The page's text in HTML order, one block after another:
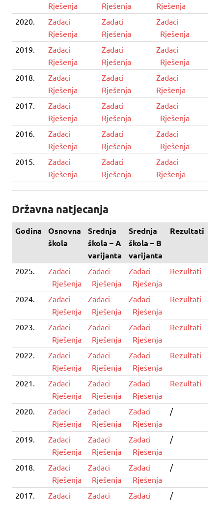
Rješenja
Rješenja
Rješenja
2020.
Zadaci
Rješenja
Zadaci
Rješenja
Zadaci
Rješenja
2019.
Zadaci
Rješenja
Zadaci
Rješenja
Zadaci
Rješenja
2018.
Zadaci
Rješenja
Zadaci
Rješenja
Zadaci
Rješenja
2017.
Zadaci
Rješenja
Zadaci
Rješenja
Zadaci
Rješenja
2016.
Zadaci
Rješenja
Zadaci
Rješenja
Zadaci
Rješenja
2015.
Zadaci
Rješenja
Zadaci
Rješenja
Zadaci
Rješenja
Državna natjecanja
Godina
Osnovna
škola
Srednja
škola – A
varijanta
Srednja
škola – B
varijanta
Rezultati
2025.
Zadaci
Rješenja
Zadaci
Rješenja
Zadaci
Rješenja
Rezultati
2024.
Zadaci
Rješenja
Zadaci
Rješenja
Zadaci
Rješenja
Rezultati
2023.
Zadaci
Rješenja
Zadaci
Rješenja
Zadaci
Rješenja
Rezultati
2022.
Zadaci
Rješenja
Zadaci
Rješenja
Zadaci
Rješenja
Rezultati
2021.
Zadaci
Rješenja
Zadaci
Rješenja
Zadaci
Rješenja
Rezultati
2020.
Zadaci
Rješenja
Zadaci
Rješenja
Zadaci
Rješenja
/
2019.
Zadaci
Rješenja
Zadaci
Rješenja
Zadaci
Rješenja
/
2018.
Zadaci
Rješenja
Zadaci
Rješenja
Zadaci
Rješenja
/
2017.
Zadaci
Zadaci
Zadaci
/